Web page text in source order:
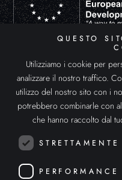
DEUSENS HYPERXPERIENCE, S.L. ha partecipato
dell'ICEX e il cofinanziamento dei Fondi europei
QUESTO
Utilizziamo i cookie per
analizzare il nostro traffico.
utilizzo del nostro sito con i
potrebbero combinarle con
che hanno raccolto dal
PERFORMANCE